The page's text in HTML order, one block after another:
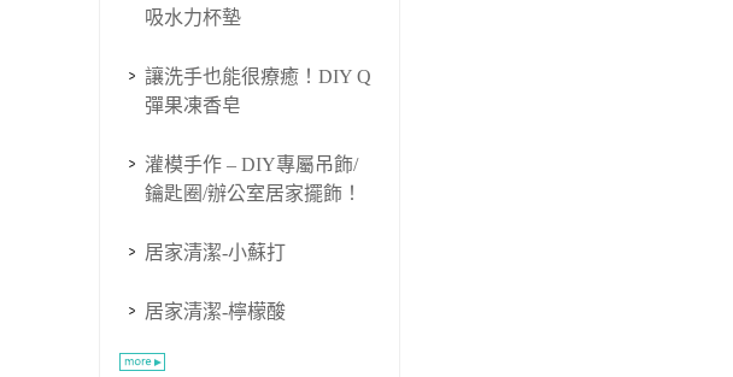
吸水力杯墊
讓洗手也能很療癒！DIY Q
彈果凍香皂
灌模手作 – DIY專屬吊飾/
鑰匙圈/辦公室居家擺飾！
居家清潔-小蘇打
居家清潔-檸檬酸